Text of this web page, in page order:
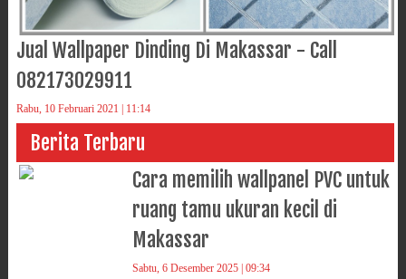
Jual Wallpaper Dinding Di Makassar - Call
082173029911
Rabu, 10 Februari 2021 | 11:14
Berita Terbaru
Cara memilih wallpanel PVC untuk
ruang tamu ukuran kecil di
Makassar
Sabtu, 6 Desember 2025 | 09:34